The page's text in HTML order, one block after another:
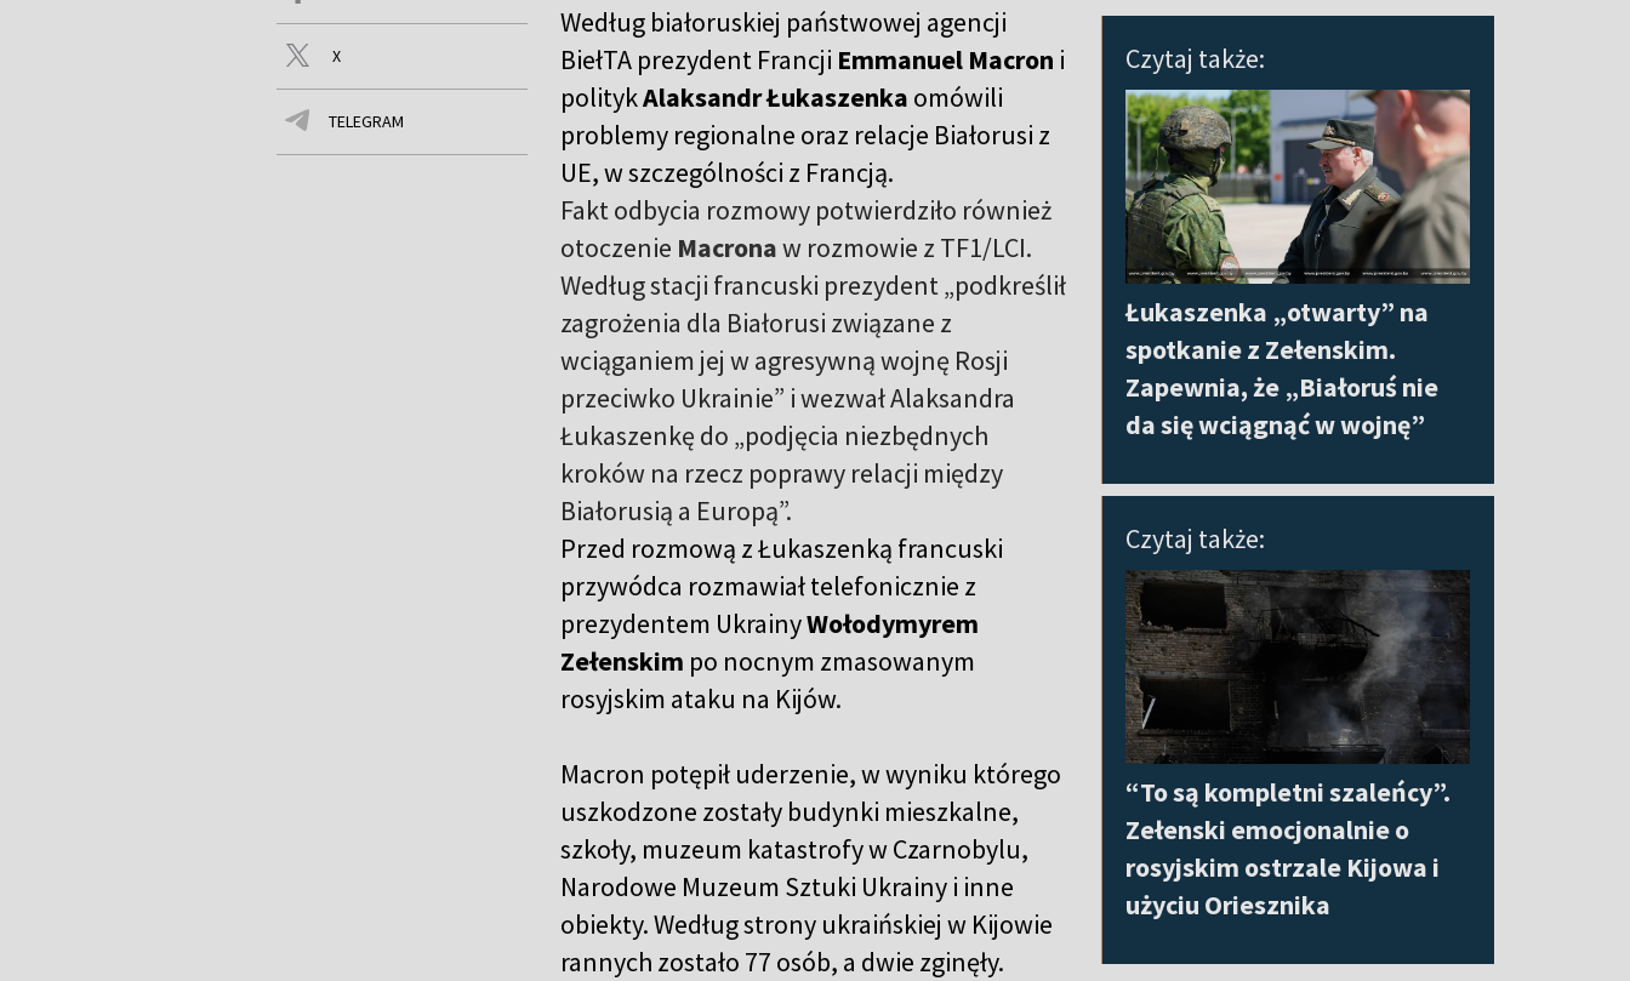
X
TELEGRAM
Czytaj także:
Łukaszenka „otwarty” na
spotkanie z Zełenskim.
Zapewnia, że „Białoruś nie
da się wciągnąć w wojnę”
Czytaj także:
“To są kompletni szaleńcy”.
Zełenski emocjonalnie o
rosyjskim ostrzale Kijowa i
użyciu Oriesznika
Według białoruskiej państwowej agencji
BiełTA prezydent Francji Emmanuel Macron i
politykAlaksandr Łukaszenka omówili
problemy regionalne oraz relacje Białorusi z
UE, w szczególności z Francją.
Fakt odbycia rozmowy potwierdziło również
otoczenie Macronaw rozmowie z TF1/LCI.
Według stacji francuski prezydent „podkreślił
zagrożenia dla Białorusi związane z
wciąganiem jej w agresywną wojnę Rosji
przeciwko Ukrainie” i wezwał Alaksandra
Łukaszenkę do „podjęcia niezbędnych
kroków na rzecz poprawy relacji między
Białorusią a Europą”.
Przed rozmową z Łukaszenką francuski
przywódca rozmawiał telefonicznie z
prezydentem UkrainyWołodymyrem
Zełenskim po nocnym zmasowanym
rosyjskim ataku na Kijów.
Macron potępił uderzenie, w wyniku którego
uszkodzone zostały budynki mieszkalne,
szkoły, muzeum katastrofy w Czarnobylu,
Narodowe Muzeum Sztuki Ukrainy i inne
obiekty. Według strony ukraińskiej w Kijowie
rannych zostało 77 osób, a dwie zginęły.